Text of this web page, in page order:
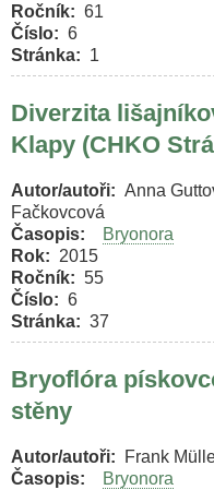
Ročník
61
Číslo
6
Stránka
1
Diverzita
Klapy (CHKO
Autor/autoři
Anna
Fačkovcová
Časopis
Bryonora
Rok
2015
Ročník
55
Číslo
6
Stránka
37
Bryoflóra
stěny
Autor/autoři
Frank
Časopis
Bryonora